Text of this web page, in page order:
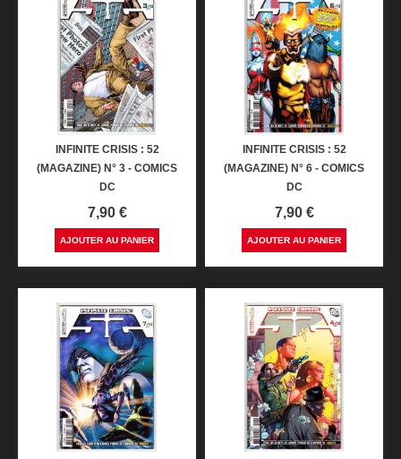
INFINITE CRISIS : 52
(MAGAZINE) N° 3 - COMICS
DC
Prix
7,90 €
AJOUTER AU PANIER
INFINITE CRISIS : 52
(MAGAZINE) N° 6 - COMICS
DC
Prix
7,90 €
AJOUTER AU PANIER